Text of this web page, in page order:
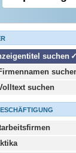
suchen
suchen